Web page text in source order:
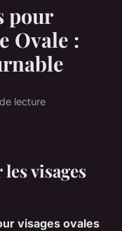
pour
Ovale :
lecture
visages
visages ovales